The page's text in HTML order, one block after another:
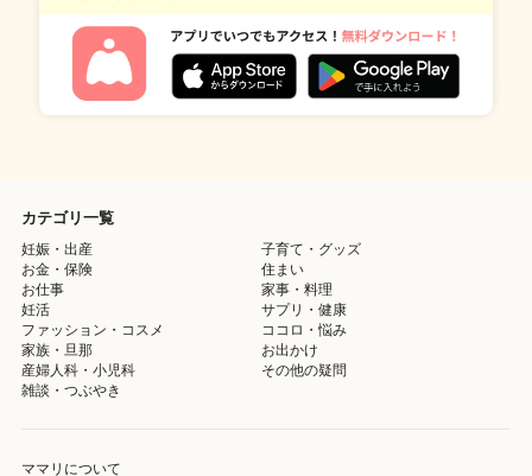
カテゴリ一覧
妊娠・出産
子育て・グッズ
お金・保険
住まい
お仕事
家事・料理
妊活
サプリ・健康
ファッション・コスメ
ココロ・悩み
家族・旦那
お出かけ
産婦人科・小児科
その他の疑問
雑談・つぶやき
ママリについて